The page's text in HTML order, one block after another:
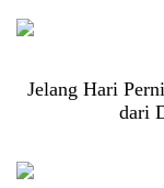
Jelang Hari
dari